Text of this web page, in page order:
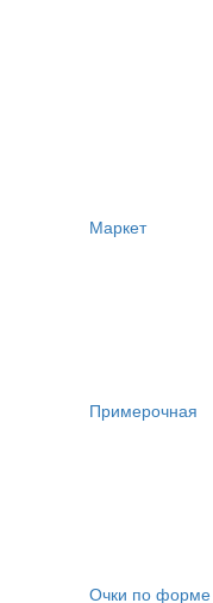
Маркет
Примерочная
Очки по форме